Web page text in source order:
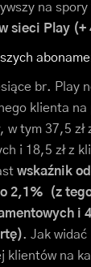
na spory
sieci Play (+
br. Play
klienta na
w tym 37,5 zł
i 18,5 zł z
wskaźnik
2,1% (z
i
. Jak widać
klientów na